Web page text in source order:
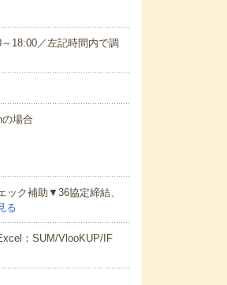
18:00／左記時間内で調
場合
ック補助▼36協定締結、
る
：SUM/VlooKUP/IF